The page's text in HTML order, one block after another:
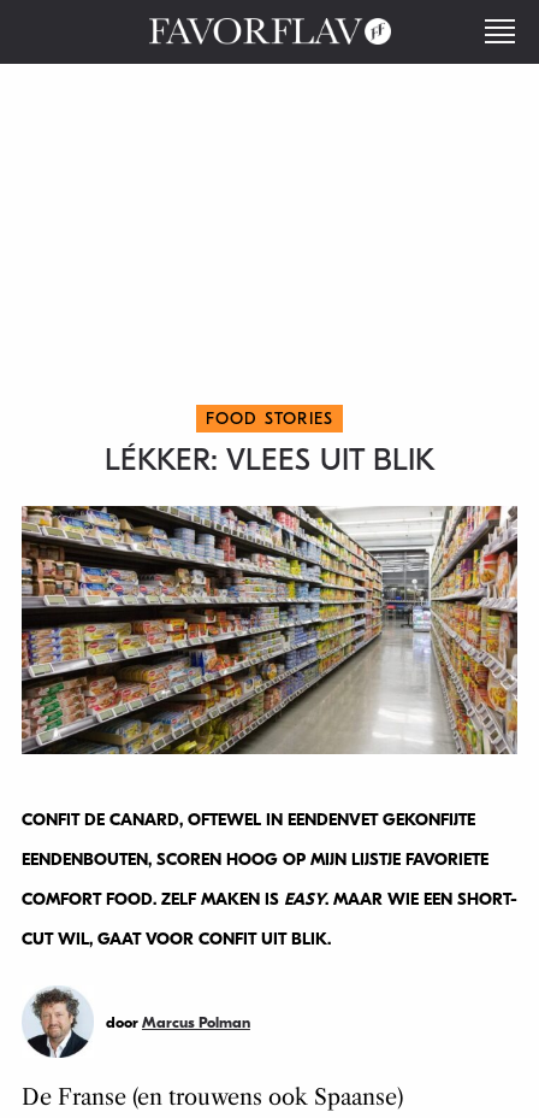
FOOD STORIES
LÉKKER: VLEES UIT BLIK
CONFIT DE CANARD, OFTEWEL IN EENDENVET GEKONFIJTE
EENDENBOUTEN, SCOREN HOOG OP MIJN LIJSTJE FAVORIETE
COMFORT FOOD. ZELF MAKEN IS EASY. MAAR WIE EEN SHORT-
CUT WIL, GAAT VOOR CONFIT UIT BLIK.
door Marcus Polman
De Franse (en trouwens ook Spaanse)